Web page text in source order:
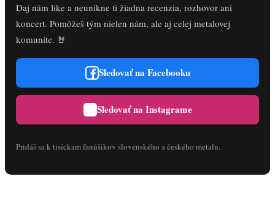
Daj nám like a neunikne ti žiadna recenzia, rozhovor ani
koncert. Pomôžeš tým nielen nám, ale aj celej metalovej
komunite. 🤘
Sledovať na Facebooku
Sledovať na Instagrame
Pridáš sa k tisíckam fanúšikov slovenského a českého metalu.